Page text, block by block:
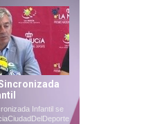
Infantil se